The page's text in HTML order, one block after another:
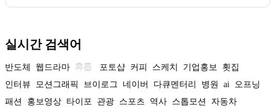
실시간 검색어
반도체 웹드라마 휴롬 포토샵 커피 스케치 기업홍보
횟집
인터뷰
모션그래픽 브이로그 네이버 다큐멘터리 병원 ai 오프닝
패션
홍보영상 타이포 관광 스포츠 역사 스톱모션
자동차